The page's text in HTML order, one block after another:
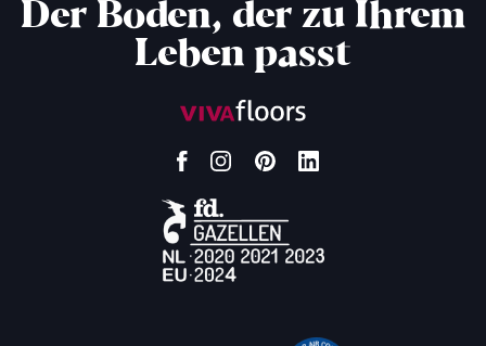
Der Boden, der zu Ihrem
Leben passt